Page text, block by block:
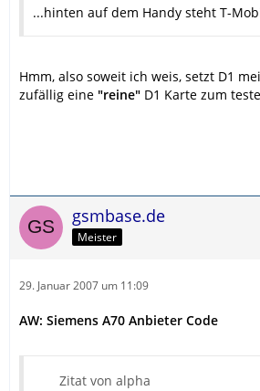
...hinten auf dem Handy steht T-
Hmm, also soweit ich weis, setzt D1
zufällig eine "reine" D1 Karte zum
gsmbase.de
Meister
29. Januar 2007 um 11:09
AW: Siemens A70 Anbieter Code
Zitat von alpha